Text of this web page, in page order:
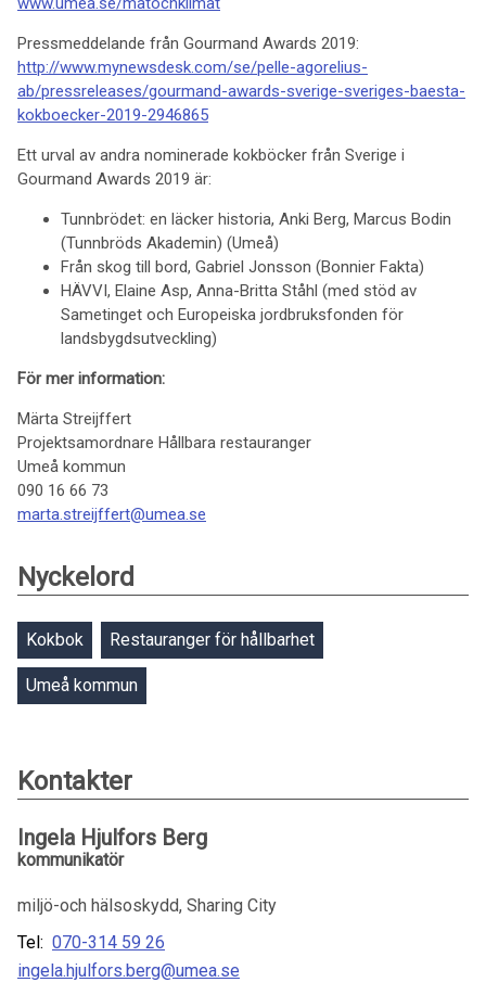
Pressmeddelande från Gourmand Awards 2019:
http://www.mynewsdesk.com/se/pelle-agorelius-
ab/pressreleases/gourmand-awards-sverige-sveriges-baesta-
kokboecker-2019-2946865
Ett urval av andra nominerade kokböcker från Sverige i
Gourmand Awards 2019 är:
Tunnbrödet: en läcker historia, Anki Berg, Marcus Bodin
(Tunnbröds Akademin) (Umeå)
Från skog till bord, Gabriel Jonsson (Bonnier Fakta)
HÄVVI, Elaine Asp, Anna-Britta Ståhl (med stöd av
Sametinget och Europeiska jordbruksfonden för
landsbygdsutveckling)
För mer information:
Märta Streijffert
Projektsamordnare Hållbara restauranger
Umeå kommun
090 16 66 73
marta.streijffert@umea.se
Nyckelord
Kokbok Restauranger för hållbarhet
Umeå kommun
Kontakter
Ingela Hjulfors Berg
kommunikatör
miljö-och hälsoskydd, Sharing City
Tel: 070-314 59 26
ingela.hjulfors.berg@umea.se